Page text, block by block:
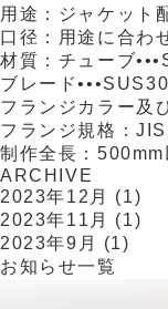
用途：ジャケット
口径：用途に合わ
材質：チューブ
ブレード
フランジカラー及
フランジ規格：
制作全長：500mm
ARCHIVE
2023年12月
(1)
2023年11月
(1)
2023年9月
(1)
お知らせ一覧